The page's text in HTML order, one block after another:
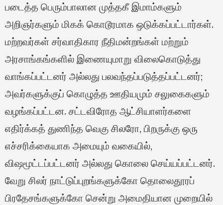
படைத்த பெரும்பாலான முத்தகீ இமாம்களும்
அறிஞர்களும் மிகக் கொடூரமாக ஒடுக்கப்பட்டார்கள்.
மற்றவர்கள் சர்வாதிகார நீதிமன்றங்கள் மற்றும்
அரசாங்கங்களில் இணையுமாறு விலைகொடுத்து
வாங்கப்பட்டனர் அல்லது பலவந்தப்படுத்தப்பட்டனர்;
அவர்களுக்குப் கொழுத்த ஊதியமும் சலுகைகளும்
வழங்கப்பட்டன. சட்டவிரோத ஆட்சியாளர்களை
எதிர்க்கத் துணிந்த வெகு சிலரோ, பிறருக்கு ஒரு
எச்சரிக்கையாக அமையும் வகையில்,
விஷமூட்டப்பட்டனர் அல்லது கொலை செய்யப்பட்டனர்.
வேறு சிலர் நாட்டுப்புறங்களுக்கோ தொலைதூரப்
பிரதேசங்களுக்கோ சென்று அமைதியான முறையில்